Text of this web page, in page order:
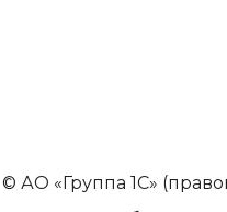
© АО «Группа 1С»